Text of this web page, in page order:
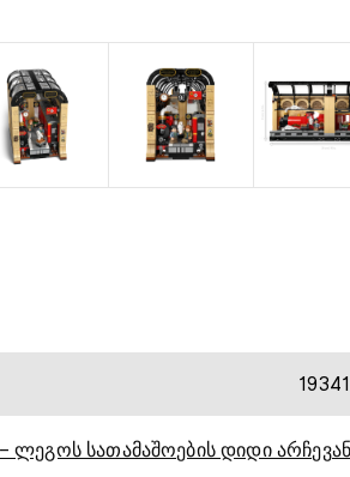
ლეგოს სათამაშოების დიდი